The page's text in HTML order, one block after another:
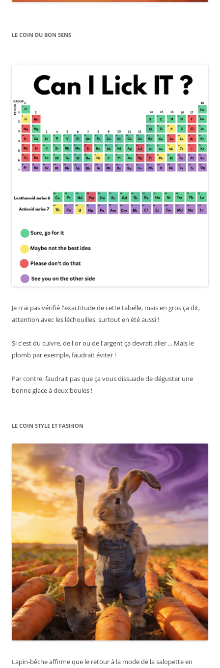
LE COIN DU BON SENS
Je n'ai pas vérifié l'exactitude de cette tabelle, mais en gros ça dit,
attention avec les léchouilles, surtout en été aussi !
Si c'est du cuivre, de l'or ou de l'argent ça devrait aller ... Mais le
plomb par exemple, faudrait éviter !
Par contre, faudrait pas que ça vous dissuade de déguster une
bonne glace à deux boules !
LE COIN STYLE ET FASHION
Lapin-bêche affirme que le retour à la mode de la salopette en